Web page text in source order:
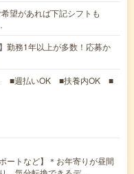
望があれば下記シフトも
勤務1年以上が多数！応募か
■週払いOK ■扶養内OK ■
ートなど】＊お年寄りが昼間